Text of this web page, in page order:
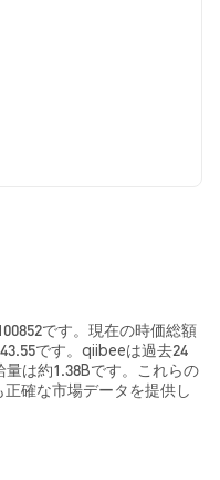
です。現在の時価総額
です。qiibeeは過去24
は約1.38Bです。これらの
確な市場データを提供し